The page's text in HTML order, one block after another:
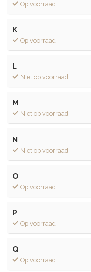
Op voorraad
K
Op voorraad
L
Niet op voorraad
M
Niet op voorraad
N
Niet op voorraad
O
Op voorraad
P
Op voorraad
Q
Op voorraad